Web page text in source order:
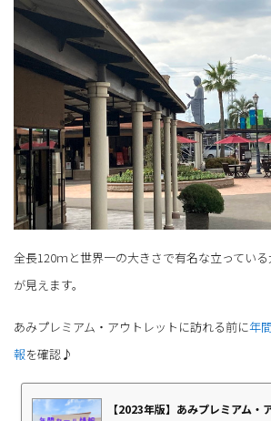
全長120ｍと世界一の大きさで有名な立っている
が見えます。
あみプレミアム・アウトレットに訪れる前に年
報を確認♪
【2023年版】あみプレミアム・